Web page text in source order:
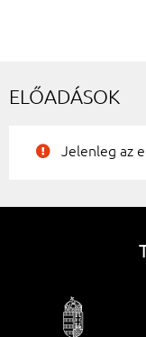
ELŐADÁSOK
Jelenleg az